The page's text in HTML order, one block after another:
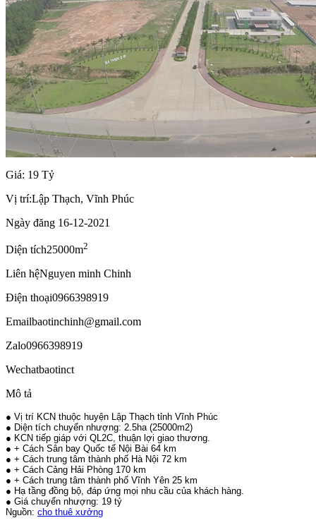
Giá: 19 Tỷ
Vị trí:Lập Thạch, Vĩnh Phúc
Ngày đăng 16-12-2021
Diện tích25000m2
Liên hệNguyen minh Chinh
Điện thoại0966398919
Emailbaotinchinh@gmail.com
Zalo0966398919
Wechatbaotinct
Mô tả
● Vị trí KCN thuộc huyện Lập Thạch tỉnh Vĩnh Phúc
● Diện tích chuyển nhượng: 2.5ha (25000m2)
● KCN tiếp giáp với QL2C, thuận lợi giao thương.
● + Cách Sân bay Quốc tế Nội Bài 64 km
● + Cách trung tâm thành phố Hà Nội 72 km
● + Cách Cảng Hải Phòng 170 km
● + Cách trung tâm thành phố Vĩnh Yên 25 km
● Hạ tầng đồng bộ, đáp ứng mọi nhu cầu của khách hàng.
● Giá chuyển nhượng: 19 tỷ
Nguồn: cho thuê xưởng